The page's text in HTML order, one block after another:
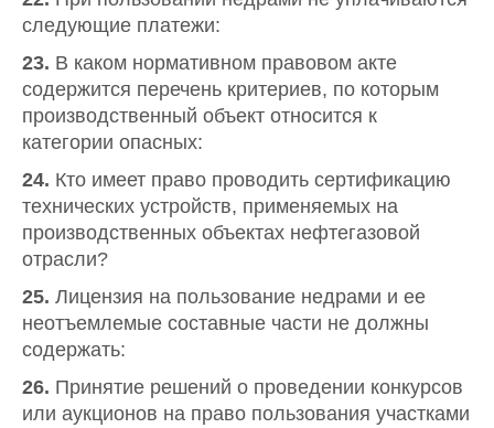
следующие платежи:
23. В каком нормативном правовом акте
содержится перечень критериев, по которым
производственный объект относится к
категории опасных:
24. Кто имеет право проводить сертификацию
технических устройств, применяемых на
производственных объектах нефтегазовой
отрасли?
25. Лицензия на пользование недрами и ее
неотъемлемые составные части не должны
содержать:
26. Принятие решений о проведении конкурсов
или аукционов на право пользования участками